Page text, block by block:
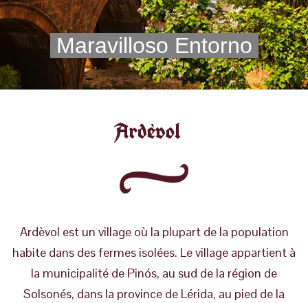
Maravilloso Entorno
Ardèvol
Ardèvol est un village où la plupart de la population
habite dans des fermes isolées. Le village appartient à
la municipalité de Pinós, au sud de la région de
Solsonés, dans la province de Lérida, au pied de la